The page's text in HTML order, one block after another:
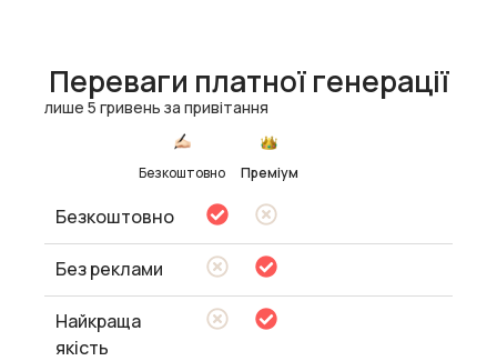
Переваги платної генерації
лише 5 гривень за привітання
Безкоштовно Преміум
Безкоштовно
Без реклами
Найкраща
якість